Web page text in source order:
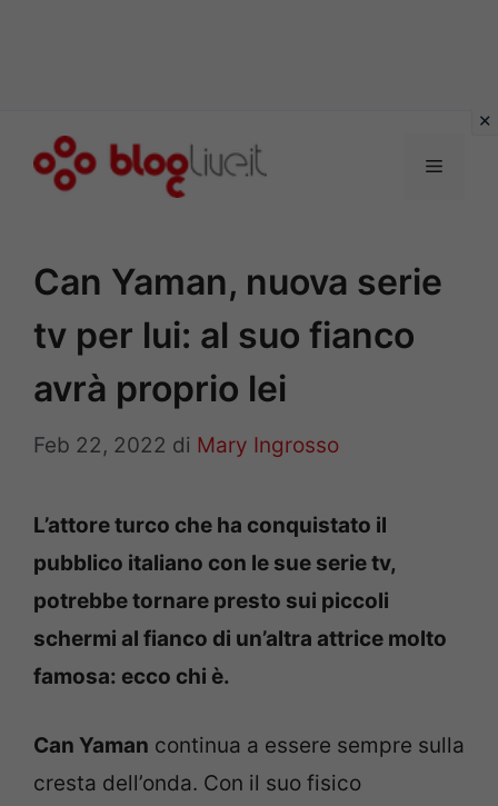
Menu
Can Yaman, nuova serie
tv per lui: al suo fianco
avrà proprio lei
Feb 22, 2022 di Mary Ingrosso
L’attore turco che ha conquistato il
pubblico italiano con le sue serie tv,
potrebbe tornare presto sui piccoli
schermi al fianco di un’altra attrice molto
famosa: ecco chi è.
Can Yaman continua a essere sempre sulla
cresta dell’onda. Con il suo fisico